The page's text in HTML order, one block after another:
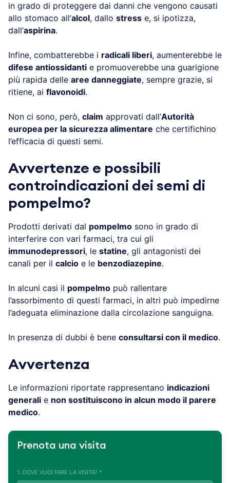
in grado di proteggere dai danni che vengono causati
allo stomaco all’alcol, dallo stress e, si ipotizza,
dall’aspirina.
Infine, combatterebbe i radicali liberi, aumenterebbe le
difese antiossidanti e promuoverebbe una guarigione
più rapida delle aree danneggiate, sempre grazie, si
ritiene, ai flavonoidi.
Non ci sono, però, claim approvati dall’Autorità
europea per la sicurezza alimentare che certifichino
l’efficacia di questi semi.
Avvertenze e possibili
controindicazioni dei semi di
pompelmo?
Prodotti derivati dal pompelmo sono in grado di
interferire con vari farmaci, tra cui gli
immunodepressori, le statine, gli antagonisti dei
canali per il calcio e le benzodiazepine.
In alcuni casi il pompelmo può rallentare
l’assorbimento di questi farmaci, in altri può impedirne
l’adeguata eliminazione dalla circolazione sanguigna.
In presenza di dubbi è bene consultarsi con il medico.
Avvertenza
Le informazioni riportate rappresentano indicazioni
generali e non sostituiscono in alcun modo il parere
medico.
Prenota una visita
1. DOVE VUOI FARE LA VISITA? *